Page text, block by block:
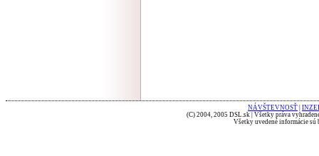
NÁVŠTEVNOSŤ
(C) 2004, 2005 DSL.sk | Všetky práva
Všetky uvedené informácie sú